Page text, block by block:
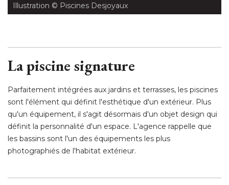
Illustration © Piscines Desjoyaux
La piscine signature
Parfaitement intégrées aux jardins et terrasses, les piscines
sont l'élément qui définit l'esthétique d'un extérieur. Plus
qu'un équipement, il s'agit désormais d'un objet design qui
définit la personnalité d'un espace. L'agence rappelle que
les bassins sont l'un des équipements les plus
photographiés de l'habitat extérieur.